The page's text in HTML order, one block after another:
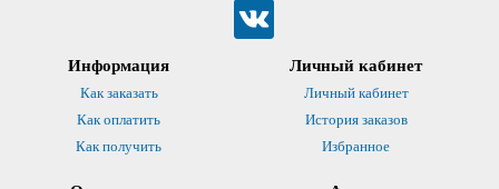
Информация
Как заказать
Как оплатить
Как получить
Личный кабинет
Личный кабинет
История заказов
Избранное